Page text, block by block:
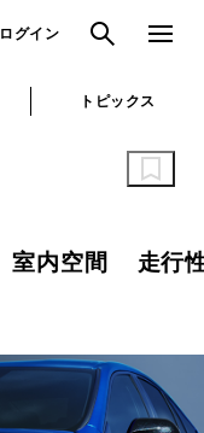
ログイン 検索 メニュ
トピックス
室内空間 走行